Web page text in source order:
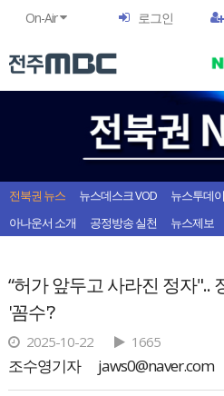
On-Air 로그인
전북권 뉴스 뉴스데스크 VOD 뉴스투데
아나운서 소개
공정방송 실천 뉴스제보
“허가 앞두고 사라진 정자"..
'꼼수'?
2025-10-22 1665
조수영기자 jaws0@naver.com